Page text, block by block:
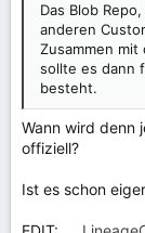
Das Blob
anderen
Zusammen mit
sollte es dann
besteht.
Wann wird denn
offiziell?
Ist es schon